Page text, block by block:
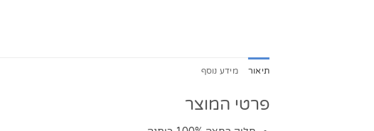
תיאור מידע נוסף
פרטי המוצר